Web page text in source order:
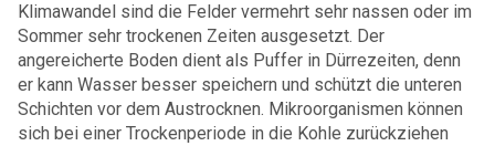
Klimawandel sind die Felder vermehrt sehr nassen oder im
Sommer sehr trockenen Zeiten ausgesetzt. Der
angereicherte Boden dient als Puffer in Dürrezeiten, denn
er kann Wasser besser speichern und schützt die unteren
Schichten vor dem Austrocknen. Mikroorganismen können
sich bei einer Trockenperiode in die Kohle zurückziehen